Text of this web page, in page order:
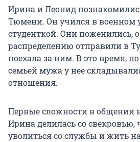
Ирина и Леонид
Тюмени. Он учился в военном
студенткой. Они поженились,
распределению отправили в
поехала за ним. В это время,
семьей мужа у нее
отношения.
Первые сложности в общении
Ирина делилась со свекровью,
уволиться со службы и жить